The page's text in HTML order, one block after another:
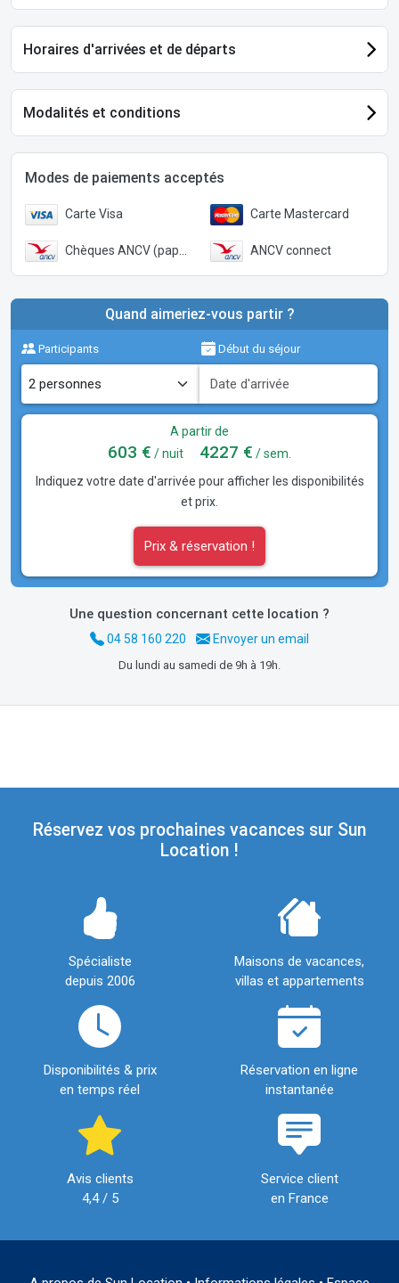
Horaires d'arrivées et de départs
Modalités et conditions
Modes de paiements acceptés
Carte Visa Carte Mastercard
Chèques ANCV (papier) ANCV connect
Quand aimeriez-vous partir ?
Participants Début du séjour
A partir de
603 € / nuit 4227 € / sem.
Indiquez votre date d'arrivée pour afficher les disponibilités
et prix.
Prix & réservation !
Une question concernant cette location ?
04 58 160 220 Envoyer un email
Du lundi au samedi de 9h à 19h.
Réservez vos prochaines vacances sur Sun
Location !
Spécialiste
depuis 2006
Maisons de vacances,
villas et appartements
Disponibilités & prix
en temps réel
Réservation en ligne
instantanée
Avis clients
4,4 / 5
Service client
en France